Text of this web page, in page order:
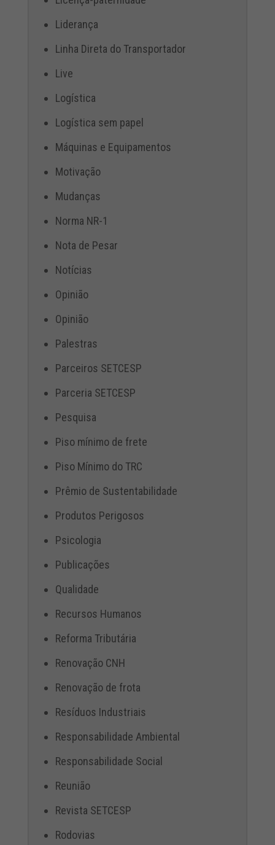
Liderança
Linha Direta do Transportador
Live
Logística
Logística sem papel
Máquinas e Equipamentos
Motivação
Mudanças
Norma NR-1
Nota de Pesar
Notícias
Opinião
Opinião
Palestras
Parceiros SETCESP
Parceria SETCESP
Pesquisa
Piso mínimo de frete
Piso Mínimo do TRC
Prêmio de Sustentabilidade
Produtos Perigosos
Psicologia
Publicações
Qualidade
Recursos Humanos
Reforma Tributária
Renovação CNH
Renovação de frota
Resíduos Industriais
Responsabilidade Ambiental
Responsabilidade Social
Reunião
Revista SETCESP
Rodovias